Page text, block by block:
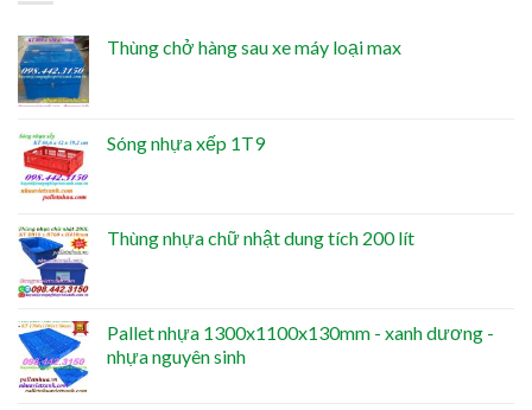
Thùng chở hàng sau xe máy loại max
Sóng nhựa xếp 1T9
Thùng nhựa chữ nhật dung tích 200 lít
Pallet nhựa 1300x1100x130mm - xanh dương -
nhựa nguyên sinh